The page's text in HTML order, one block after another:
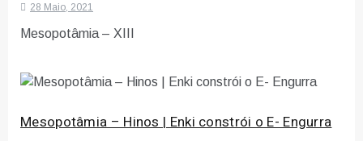
28 Maio, 2021
Mesopotâmia – XIII
Mesopotâmia – Hinos | Enki constrói o E- Engurra